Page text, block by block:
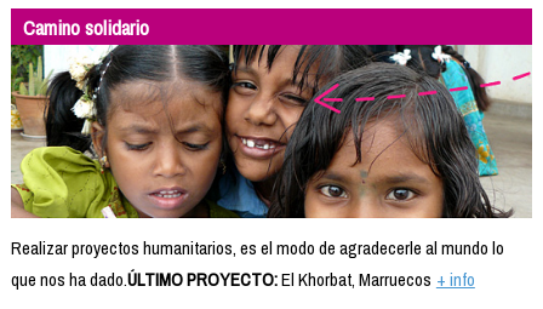
Camino solidario
Realizar proyectos humanitarios, es el modo de agradecerle al mundo lo
que nos ha dado.ÚLTIMO PROYECTO:El Khorbat, Marruecos + info